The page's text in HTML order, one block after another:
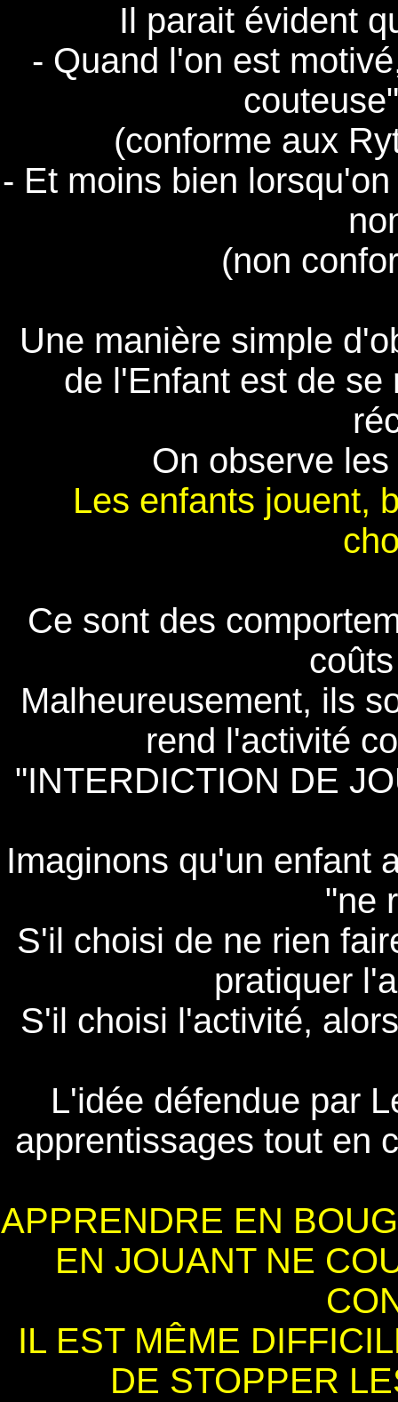
Il parait évident
- Quand l'on est
(conforme aux
- Et moins bien
(non
Une manière simple
de l'Enfant est de se
On observe
Les enfants jouent,
Ce sont des
Malheureusement, ils
rend l'activité
"INTERDICTION DE
Imaginons qu'un enfant
"ne
S'il choisi de ne rien
pratiquer
S'il choisi l'activité,
L'idée défendue par
apprentissages tout en
APPRENDRE EN
EN JOUANT NE
IL EST MÊME
DE STOPPER